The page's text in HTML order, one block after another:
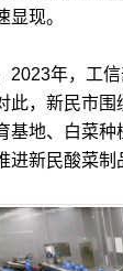
显现。
年，工信
此，新民市围
基地、白菜
进新民酸菜制